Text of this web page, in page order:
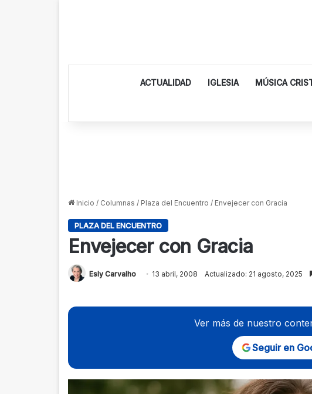
ACTUALIDAD IGLESIA MÚSICA
Inicio / Columnas / Plaza del Encuentro / Envejecer con Gracia
PLAZA DEL ENCUENTRO
Envejecer con Gracia
Esly Carvalho 13 abril, 2008 Actualizado: 21 agosto, 2025
Ver más de nuestro
Seguir en